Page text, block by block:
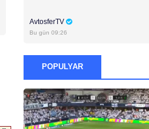
AvtosferTV
Bu gün 09:26
POPULYAR